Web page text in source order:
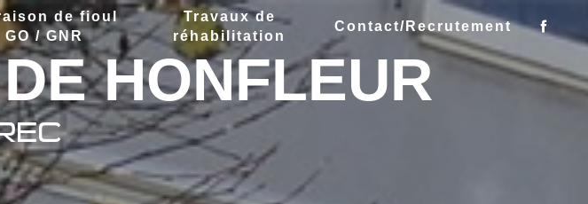
de fioul
GO / GNR
Travaux de
réhabilitation
Contact/Recrutement
HONFLEUR